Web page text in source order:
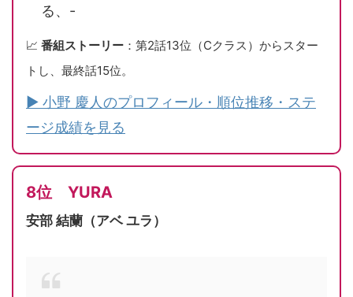
る、-
📈 番組ストーリー ：第2話13位（Cクラス）からスター
トし、最終話15位。
▶ 小野 慶人のプロフィール・順位推移・ステ
ージ成績を見る
8位 YURA
安部 結蘭（アベ ユラ）